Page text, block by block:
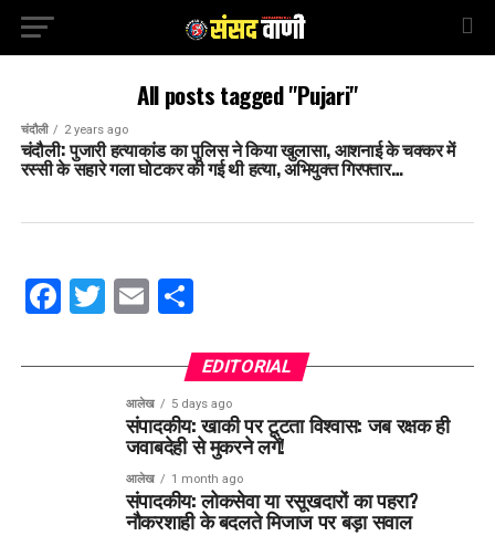
All posts tagged "Pujari"
चंदौली 2 years ago
चंदौली: पुजारी हत्याकांड का पुलिस ने किया खुलासा, आशनाई के चक्कर में
रस्सी के सहारे गला घोटकर की गई थी हत्या, अभियुक्त गिरफ्तार…
Facebook
Twitter
EmailShare
EDITORIAL
आलेख 5 days ago
संपादकीय: खाकी पर टूटता विश्वास: जब रक्षक ही
जवाबदेही से मुकरने लगें!
आलेख 1 month ago
संपादकीय: लोकसेवा या रसूखदारों का पहरा?
नौकरशाही के बदलते मिजाज पर बड़ा सवाल